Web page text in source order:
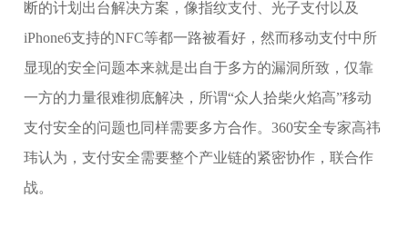
断的计划出台解决方案，像指纹支付、光子支付以及
iPhone6支持的NFC等都一路被看好，然而移动支付中所
显现的安全问题本来就是出自于多方的漏洞所致，仅靠
一方的力量很难彻底解决，所谓“众人拾柴火焰高”移动
支付安全的问题也同样需要多方合作。360安全专家高祎
玮认为，支付安全需要整个产业链的紧密协作，联合作
战。